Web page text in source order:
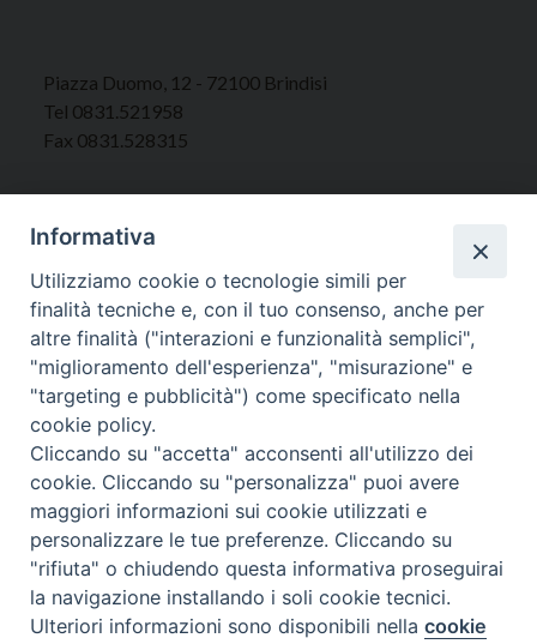
Piazza Duomo, 12 - 72100 Brindisi
Tel 0831.521958
Fax 0831.528315
Mar. / Mer. / Giov. ore 9 - 13
nei mesi estivi solo Martedì ore 9 - 13
WebMail
Copyright © Arcidiocesi di Brindisi – Ostuni
Preferenze Cookie
Informativa
Utilizziamo cookie o tecnologie simili per
finalità tecniche e, con il tuo consenso, anche per
altre finalità ("interazioni e funzionalità semplici",
"miglioramento dell'esperienza", "misurazione" e
"targeting e pubblicità") come specificato nella
cookie policy.
Cliccando su "accetta" acconsenti all'utilizzo dei
cookie. Cliccando su "personalizza" puoi avere
maggiori informazioni sui cookie utilizzati e
personalizzare le tue preferenze. Cliccando su
"rifiuta" o chiudendo questa informativa proseguirai
la navigazione installando i soli cookie tecnici.
Ulteriori informazioni sono disponibili nellacookie